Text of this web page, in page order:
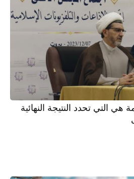
هي التي تحدد النتيجة النهائية